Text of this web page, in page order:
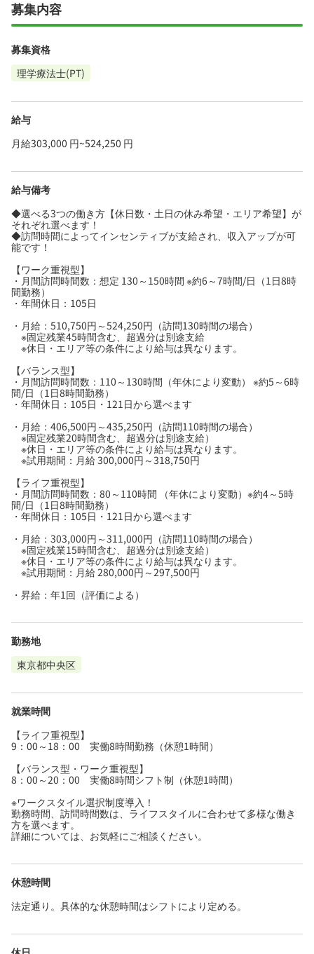
募集内容
募集資格
理学療法士(PT)
給与
月給303,000 円~524,250 円
給与備考
◆選べる3つの働き方【休日数・土日の休み希望・エリア希望】が
それぞれ選べます！
◆訪問時間によってインセンティブが支給され、収入アップが可
能です！
【ワーク重視型】
・月間訪問時間数：想定 130～150時間 ※約6～7時間/日（1日8時
間勤務）
・年間休日：105日
・月給：510,750円～524,250円（訪問130時間の場合）
※固定残業45時間含む、超過分は別途支給
※休日・エリア等の条件により給与は異なります。
【バランス型】
・月間訪問時間数：110～130時間（年休により変動） ※約5～6時
間/日（1日8時間勤務）
・年間休日：105日・121日から選べます
・月給：406,500円～435,250円（訪問110時間の場合）
※固定残業20時間含む、超過分は別途支給）
※休日・エリア等の条件により給与は異なります。
※試用期間：月給 300,000円～318,750円
【ライフ重視型】
・月間訪問時間数：80～110時間 （年休により変動）※約4～5時
間/日（1日8時間勤務）
・年間休日：105日・121日から選べます
・月給：303,000円～311,000円（訪問110時間の場合）
※固定残業15時間含む、超過分は別途支給）
※休日・エリア等の条件により給与は異なります。
※試用期間：月給 280,000円～297,500円
・昇給：年1回（評価による）
勤務地
東京都中央区
就業時間
【ライフ重視型】
9：00～18：00 実働8時間勤務（休憩1時間）
【バランス型・ワーク重視型】
8：00～20：00 実働8時間シフト制（休憩1時間）
※ワークスタイル選択制度導入！
勤務時間、訪問時間数は、ライフスタイルに合わせて多様な働き
方を選べます。
詳細については、お気軽にご相談ください。
休憩時間
法定通り。具体的な休憩時間はシフトにより定める。